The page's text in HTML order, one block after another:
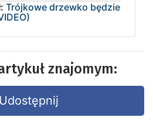
Trójkowe drzewko będzie
znajomym: